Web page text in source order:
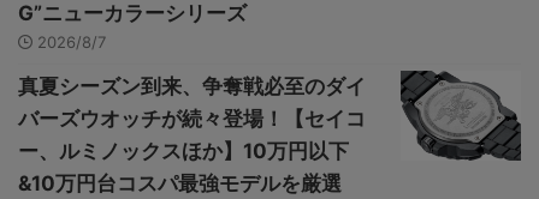
G”ニューカラーシリーズ
2026/8/7
真夏シーズン到来、争奪戦必至のダイ
バーズウオッチが続々登場！【セイコ
ー、ルミノックスほか】10万円以下
&10万円台コスパ最強モデルを厳選